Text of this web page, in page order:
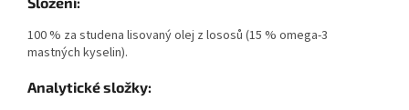
100 % za studena lisovaný olej z lososů (15 % omega-3
mastných kyselin).
Analytické složky: